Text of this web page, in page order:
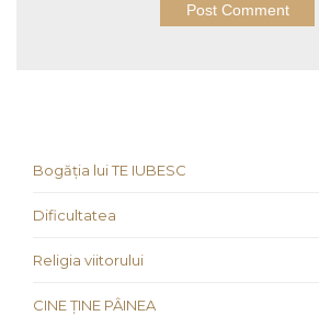
Bogăția lui TE IUBESC
Dificultatea
Religia viitorului
CINE ȚINE PÂINEA